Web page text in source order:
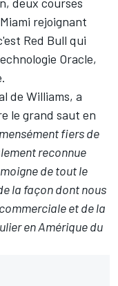
rejoignant
Red Bull qui
Oracle,
de Williams, a
le grand saut en
fiers de
reconnue
de tout le
la façon dont nous
et de la
en Amérique du